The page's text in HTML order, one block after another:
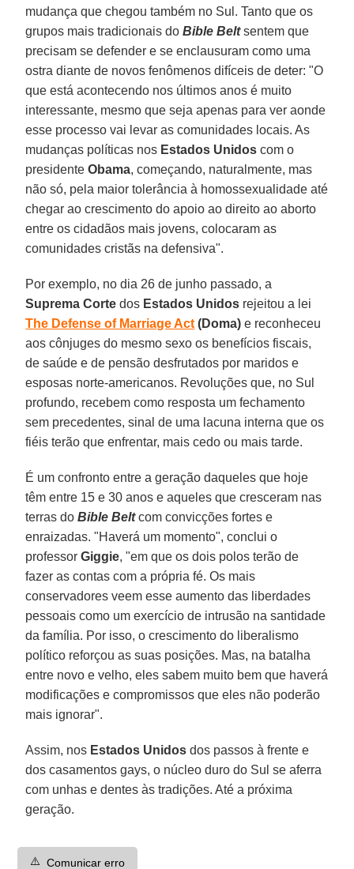
mudança que chegou também no Sul. Tanto que os
grupos mais tradicionais doBible Belt sentem que
precisam se defender e se enclausuram como uma
ostra diante de novos fenômenos difíceis de deter: "O
que está acontecendo nos últimos anos é muito
interessante, mesmo que seja apenas para ver aonde
esse processo vai levar as comunidades locais. As
mudanças políticas nos Estados Unidos com o
presidenteObama, começando, naturalmente, mas
não só, pela maior tolerância à homossexualidade até
chegar ao crescimento do apoio ao direito ao aborto
entre os cidadãos mais jovens, colocaram as
comunidades cristãs na defensiva".
Por exemplo, no dia 26 de junho passado, a
Suprema Corte dos Estados Unidos rejeitou a lei
The Defense of Marriage Act (Doma) e reconheceu
aos cônjuges do mesmo sexo os benefícios fiscais,
de saúde e de pensão desfrutados por maridos e
esposas norte-americanos. Revoluções que, no Sul
profundo, recebem como resposta um fechamento
sem precedentes, sinal de uma lacuna interna que os
fiéis terão que enfrentar, mais cedo ou mais tarde.
É um confronto entre a geração daqueles que hoje
têm entre 15 e 30 anos e aqueles que cresceram nas
terras doBible Belt com convicções fortes e
enraizadas. "Haverá um momento", conclui o
professorGiggie, "em que os dois polos terão de
fazer as contas com a própria fé. Os mais
conservadores veem esse aumento das liberdades
pessoais como um exercício de intrusão na santidade
da família. Por isso, o crescimento do liberalismo
político reforçou as suas posições. Mas, na batalha
entre novo e velho, eles sabem muito bem que haverá
modificações e compromissos que eles não poderão
mais ignorar".
Assim, nos Estados Unidos dos passos à frente e
dos casamentos gays, o núcleo duro do Sul se aferra
com unhas e dentes às tradições. Até a próxima
geração.
⚠️ Comunicar erro